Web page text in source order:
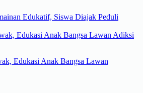
Edukatif, Siswa Diajak Peduli
Edukasi Anak Bangsa Lawan Adiksi